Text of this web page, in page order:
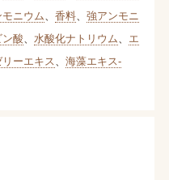
ニウム 香料、 強アンモニ
酸 水酸化ナトリウム
エ
ーエキス
海藻エキス-